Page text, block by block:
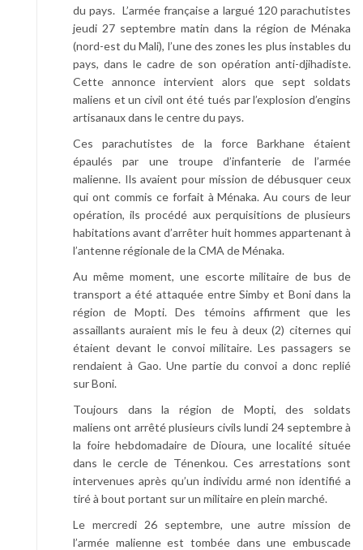
du pays. L’armée française a largué 120 parachutistes
jeudi 27 septembre matin dans la région de Ménaka
(nord-est du Mali), l’une des zones les plus instables du
pays, dans le cadre de son opération anti-djihadiste.
Cette annonce intervient alors que sept soldats
maliens et un civil ont été tués par l’explosion d’engins
artisanaux dans le centre du pays.
Ces parachutistes de la force Barkhane étaient
épaulés par une troupe d’infanterie de l’armée
malienne. Ils avaient pour mission de débusquer ceux
qui ont commis ce forfait à Ménaka. Au cours de leur
opération, ils procédé aux perquisitions de plusieurs
habitations avant d’arrêter huit hommes appartenant à
l’antenne régionale de la CMA de Ménaka.
Au même moment, une escorte militaire de bus de
transport a été attaquée entre Simby et Boni dans la
région de Mopti. Des témoins affirment que les
assaillants auraient mis le feu à deux (2) citernes qui
étaient devant le convoi militaire. Les passagers se
rendaient à Gao. Une partie du convoi a donc replié
sur Boni.
Toujours dans la région de Mopti, des soldats
maliens ont arrêté plusieurs civils lundi 24 septembre à
la foire hebdomadaire de Dioura, une localité située
dans le cercle de Ténenkou. Ces arrestations sont
intervenues après qu’un individu armé non identifié a
tiré à bout portant sur un militaire en plein marché.
Le mercredi 26 septembre, une autre mission de
l’armée malienne est tombée dans une embuscade